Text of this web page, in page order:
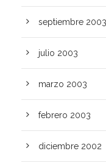
septiembre 2003
julio 2003
marzo 2003
febrero 2003
diciembre 2002